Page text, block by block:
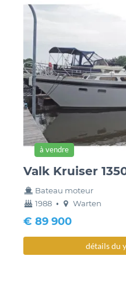
Valk Kruiser
à vendre
Bateau moteur
année
construction
1988 • couchette
Warten
€ 89 900
détails du